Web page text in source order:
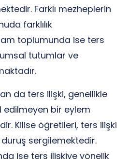
Farklı mezheplerin
farklılık
toplumunda ise ters
tutumlar ve
da ters ilişki, genellikle
edilmeyen bir eylem
Kilise öğretileri, ters ilişki
sergilemektedir.
ise ters ilişkiye yönelik